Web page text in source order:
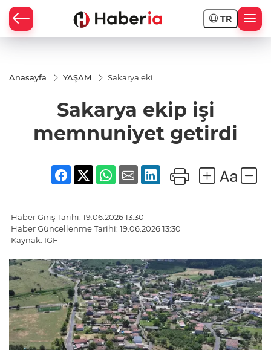
TR
Anasayfa YAŞAM
Sakarya ekip
getirdi
Sakarya ekip işi
memnuniyet getirdi
Haber Giriş Tarihi: 19.06.2026 13:30
Haber Güncellenme Tarihi: 19.06.2026 13:30
Kaynak: IGF